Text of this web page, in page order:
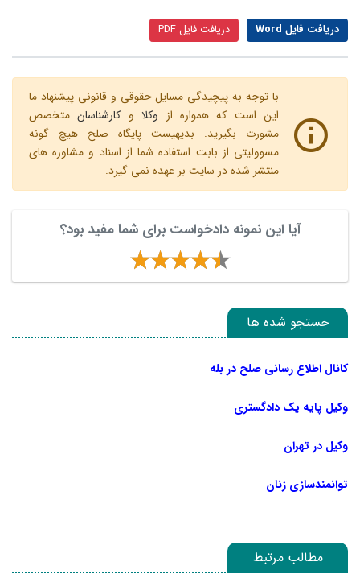
دریافت فایل Word دریافت فایل PDF
با توجه به پیچیدگی مسایل حقوقی و قانونی پیشنهاد ما
این است که همواره از وکلاو کارشناسانمتخصص
مشورت بگیرید. بدیهیست پایگاه صلح هیچ گونه
مسوولیتی از بابت استفاده شما از اسناد و مشاوره های
منتشر شده در سایت بر عهده نمی گیرد.
آیا این نمونه دادخواست برای شما مفید بود؟
جستجو شده ها
کانال اطلاع رسانی صلح در بله
وکیل پایه یک دادگستری
وکیل در تهران
توانمندسازی زنان
مطالب مرتبط